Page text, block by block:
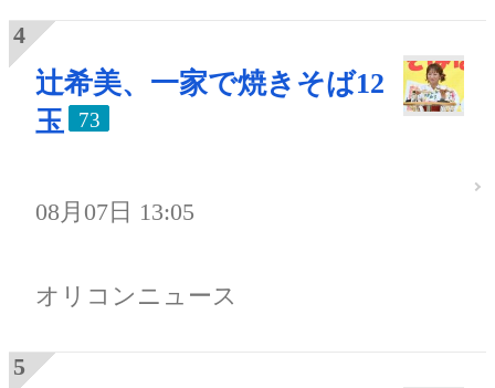
辻希美、一家で焼きそば12
玉
73
08月07日 13:05
オリコンニュース